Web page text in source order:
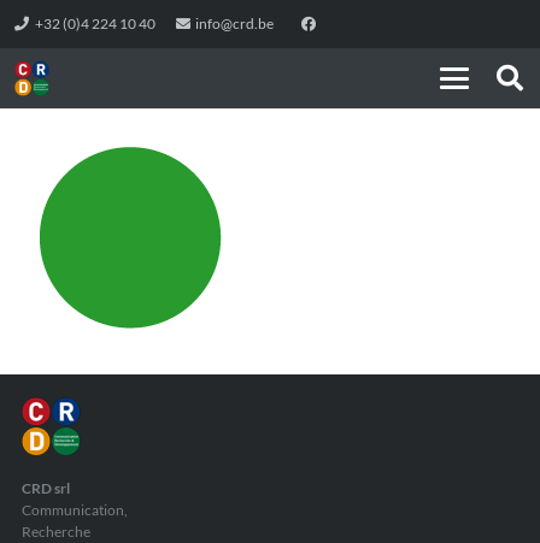
+32 (0)4 224 10 40 info@crd.be
CRD srl
Communication,
Recherche